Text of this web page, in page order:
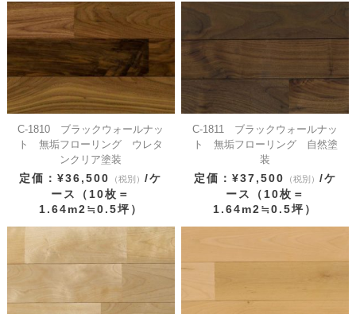
C-1810 ブラックウォールナッ
ト 無垢フローリング ウレタ
ンクリア塗装
定価：¥36,500 （税別）/ケ
ース（10枚＝
1.64m2≒0.5坪）
C-1811 ブラックウォールナッ
ト 無垢フローリング 自然塗
装
定価：¥37,500 （税別） /ケ
ース（10枚＝
1.64m2≒0.5坪）